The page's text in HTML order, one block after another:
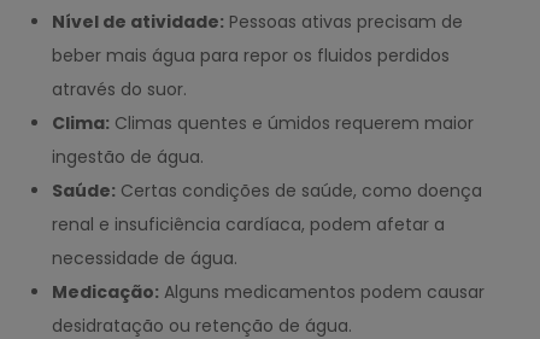
Nível de atividade: Pessoas ativas precisam de
beber mais água para repor os fluidos perdidos
através do suor.
Clima: Climas quentes e úmidos requerem maior
ingestão de água.
Saúde: Certas condições de saúde, como doença
renal e insuficiência cardíaca, podem afetar a
necessidade de água.
Medicação: Alguns medicamentos podem causar
desidratação ou retenção de água.